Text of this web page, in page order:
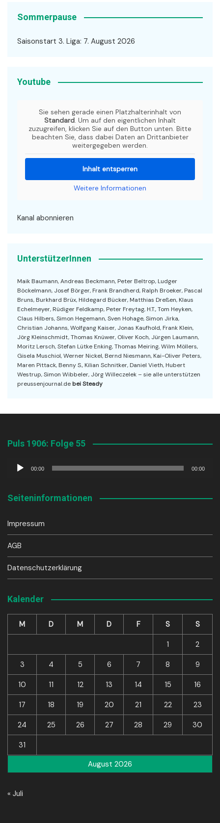
Sommerpause
Saisonstart 3. Liga: 7. August 2026
Youtube
Sie sehen gerade einen Platzhalterinhalt von
Standard. Um auf den eigentlichen Inhalt
zuzugreifen, klicken Sie auf den Button unten. Bitte
beachten Sie, dass dabei Daten an Drittanbieter
weitergegeben werden.
Inhalt entsperren
Weitere Informationen
Kanal abonnieren
UnterstützerInnen
Maik Baumann, Andreas Beckmann, Peter Beltrop, Ludger
Böckelmann, Josef Börger, Frank Brandherd, Ralph Broeker, Pascal
Bruns, Burkhard Brüx, Hildegard Bücker, Matthias Dreßen, Klaus
Echelmeyer, Rüdiger Feldkamp, Peter Freytag, H.T., Tom Heyken,
Claus Hilbers, Simon Hegemann, Sven Hohage, Simon Jirka,
Christian Johanns, Wolfgang Kaiser, Jonas Kaufhold, Frank Klein,
Jörg Kleinschmidt, Thomas Knüwer, Oliver Koch, Jürgen Laumann,
Moritz Lersch, Stefan Lütke Enking, Thomas Meiring, Wilm Möllers,
Gisela Muschiol, Werner Nickel, Bernd Niesmann, Kai-Oliver Peters,
Maren Pittack, Benny S., Kilian Schnitker, Daniel Vieth, Hubert
Westrup, Simon Wibbeler, Jörg Willeczelek – sie alle unterstützen
preussenjournal.de bei Steady
Puls 1906: Folge 55
Audio-
00:00 00:00
Seiteninformationen
Impressum
AGB
Datenschutzerklärung
Kalender
August 2026
M D M D F S S
1 2
3 4 5 6 7 8 9
10 11 12 13 14 15 16
17 18 19 20 21 22 23
24 25 26 27 28 29 30
31
« Juli